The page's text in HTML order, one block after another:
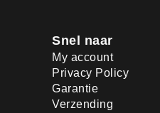
Snel naar
My account
Privacy Policy
Garantie
Verzending